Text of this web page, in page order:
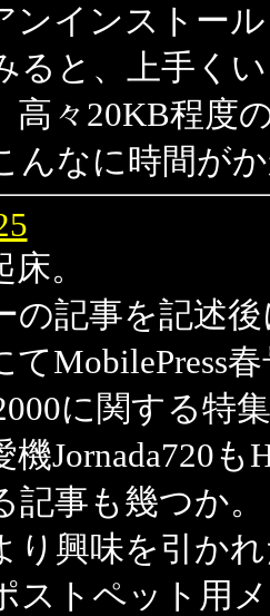
インストー
ると、上手く
々20KB程度
んなに時間が
。
記事を記述
MobilePress
に関する特
Jornada720も
記事も幾つか。
興味を引か
ストペット用